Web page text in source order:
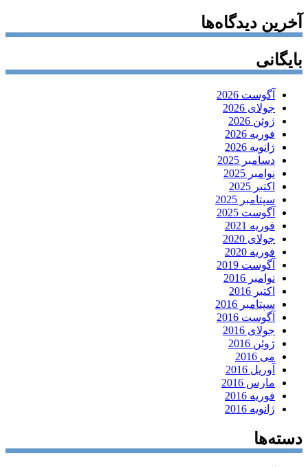
آخرین دیدگاه‌ها
بایگانی
آگوست 2026
جولای 2026
ژوئن 2026
فوریه 2026
ژانویه 2026
دسامبر 2025
نوامبر 2025
اکتبر 2025
سپتامبر 2025
آگوست 2025
فوریه 2021
جولای 2020
فوریه 2020
آگوست 2019
نوامبر 2016
اکتبر 2016
سپتامبر 2016
آگوست 2016
جولای 2016
ژوئن 2016
می 2016
آوریل 2016
مارس 2016
فوریه 2016
ژانویه 2016
دسته‌ها